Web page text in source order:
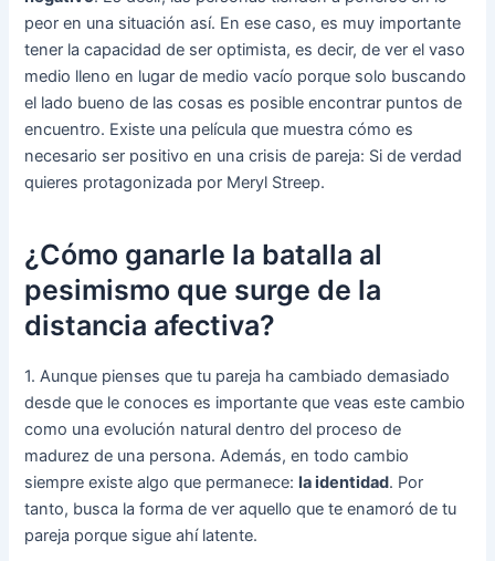
peor en una situación así. En ese caso, es muy importante
tener la capacidad de ser optimista, es decir, de ver el vaso
medio lleno en lugar de medio vacío porque solo buscando
el lado bueno de las cosas es posible encontrar puntos de
encuentro. Existe una película que muestra cómo es
necesario ser positivo en una crisis de pareja: Si de verdad
quieres protagonizada por Meryl Streep.
¿Cómo ganarle la batalla al
pesimismo que surge de la
distancia afectiva?
1. Aunque pienses que tu pareja ha cambiado demasiado
desde que le conoces es importante que veas este cambio
como una evolución natural dentro del proceso de
madurez de una persona. Además, en todo cambio
siempre existe algo que permanece:la identidad. Por
tanto, busca la forma de ver aquello que te enamoró de tu
pareja porque sigue ahí latente.